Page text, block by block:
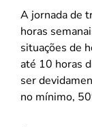
A jornada de
horas
situações de
até 10 horas
ser
no mínimo,